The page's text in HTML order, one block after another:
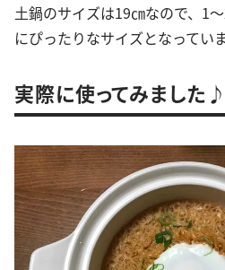
土鍋のサイズは19㎝なので、1
にぴったりなサイズとなってい
実際に使ってみました♪